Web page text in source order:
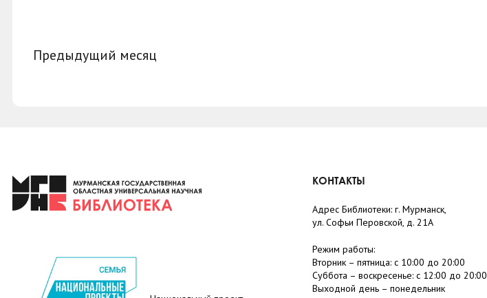
Предыдущий месяц
КОНТАКТЫ
Адрес Библиотеки: г. Мурманск,
ул. Софьи Перовской, д. 21А
Режим работы:
Вторник – пятница: с 10:00 до 20:00
Суббота – воскресенье: c 12:00 до 20:00
Выходной день – понедельник